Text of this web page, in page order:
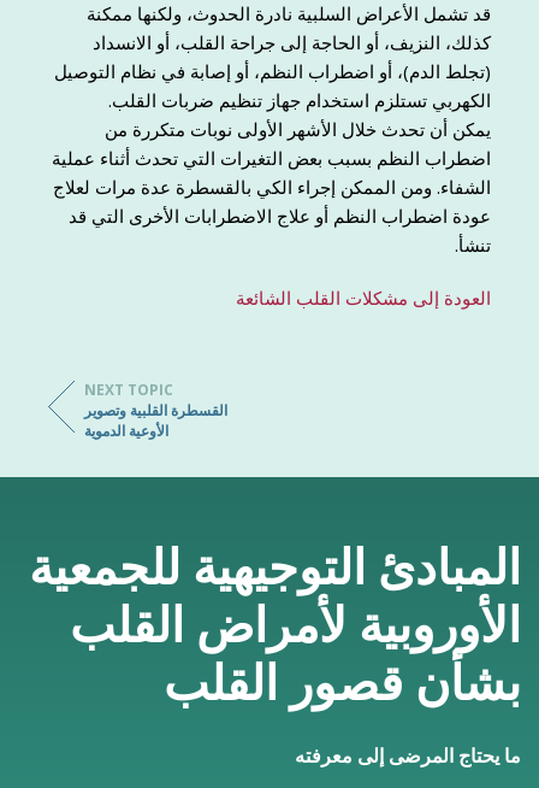
قد تشمل الأعراض السلبية نادرة الحدوث، ولكنها ممكنة
كذلك، النزيف، أو الحاجة إلى جراحة القلب، أو الانسداد
(تجلط الدم)، أو اضطراب النظم، أو إصابة في نظام التوصيل
الكهربي تستلزم استخدام جهاز تنظيم ضربات القلب.
يمكن أن تحدث خلال الأشهر الأولى نوبات متكررة من
اضطراب النظم بسبب بعض التغيرات التي تحدث أثناء عملية
الشفاء. ومن الممكن إجراء الكي بالقسطرة عدة مرات لعلاج
عودة اضطراب النظم أو علاج الاضطرابات الأخرى التي قد
تنشأ.
العودة إلى مشكلات القلب الشائعة
NEXT TOPIC
القسطرة القلبية وتصوير
الأوعية الدموية
المبادئ التوجيهية للجمعية
الأوروبية لأمراض القلب
بشأن قصور القلب
ما يحتاج المرضى إلى معرفته